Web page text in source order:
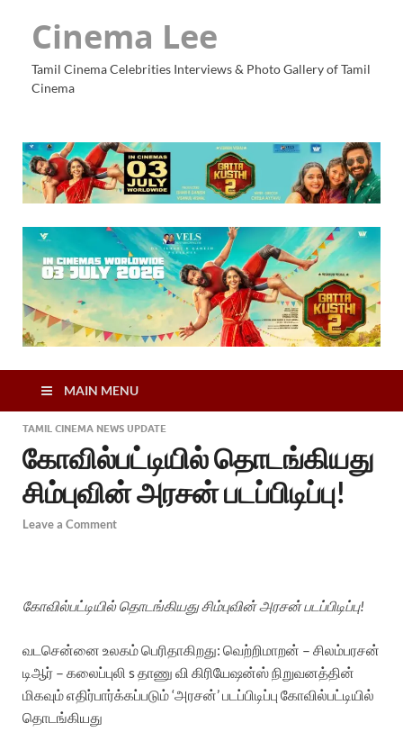
Cinema Lee
Tamil Cinema Celebrities Interviews & Photo Gallery of Tamil
Cinema
MAIN MENU
TAMIL CINEMA NEWS UPDATE
கோவில்பட்டியில் தொடங்கியது
சிம்புவின் அரசன் படப்பிடிப்பு!
Leave a Comment
கோவில்பட்டியில் தொடங்கியது சிம்புவின் அரசன் படப்பிடிப்பு!
வடசென்னை உலகம் பெரிதாகிறது: வெற்றிமாறன் – சிலம்பரசன்
டிஆர் – கலைப்புலி s தாணு வி கிரியேஷன்ஸ் நிறுவனத்தின்
மிகவும் எதிர்பார்க்கப்படும் ‘அரசன்’ படப்பிடிப்பு கோவில்பட்டியில்
தொடங்கியது